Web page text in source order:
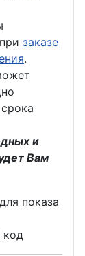
при заказе
.
и
Вам
показа
код